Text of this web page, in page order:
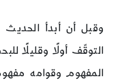
وقبل أن أبدأ
التوقّف أولًا وقليلًا
المفهوم وقوامه